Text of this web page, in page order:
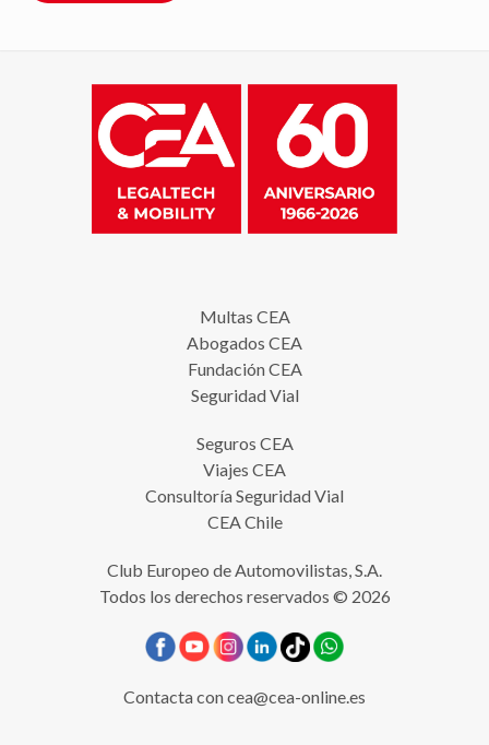
Multas CEA
Abogados CEA
Fundación CEA
Seguridad Vial
Seguros CEA
Viajes CEA
Consultoría Seguridad Vial
CEA Chile
Club Europeo de Automovilistas, S.A.
Todos los derechos reservados © 2026
Contacta concea@cea-online.es